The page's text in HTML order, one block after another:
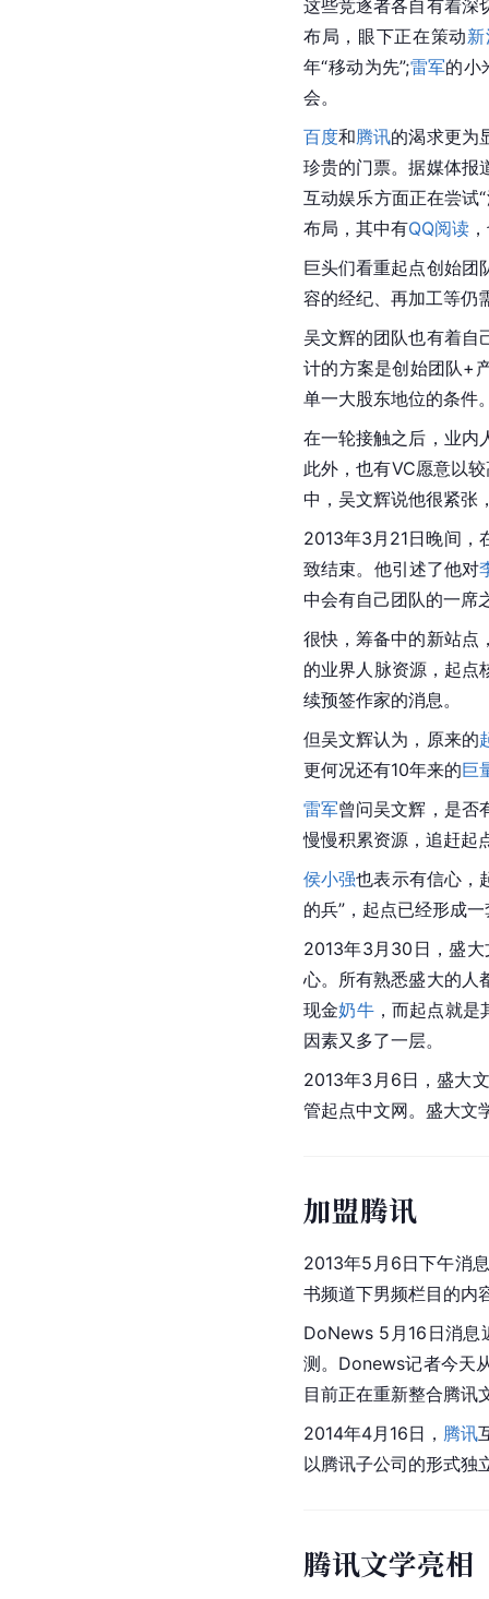
这些竞逐者各自有着深
布局，眼下正在策动
年“移动为先”;雷军的小
会。
百度和腾讯的渴求更为
珍贵的门票。据媒体报
互动娱乐方面正在尝试
布局，其中有QQ阅读
巨头们看重起点创始团
容的经纪、再加工等仍
吴文辉的团队也有着自
计的方案是创始团队+
单一大股东地位的条件
在一轮接触之后，业内
此外，也有VC愿意以
中，吴文辉说他很紧张
2013年3月21日晚间，
致结束。他引述了他对
中会有自己团队的一席
很快，筹备中的新站点
的业界人脉资源，起点
续预签作家的消息。
但吴文辉认为，原来的
更何况还有10年来的巨
雷军曾问吴文辉，是否
慢慢积累资源，追赶起
侯小强也表示有信心，
的兵”，起点已经形成
2013年3月30日，盛
心。所有熟悉盛大的人
现金奶牛，而起点就是
因素又多了一层。
2013年3月6日，盛大
管起点中文网。盛大文
加盟腾讯
2013年5月6日下午消
书频道下男频栏目的内
DoNews 5月16日消息
测。Donews记者今天
目前正在重新整合腾讯
2014年4月16日， 腾讯
以腾讯子公司的形式独
腾讯文学亮相